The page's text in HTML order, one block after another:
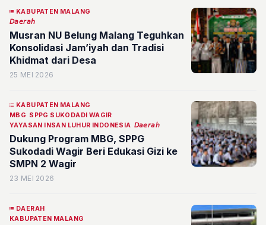
KABUPATEN MALANG
𝘋𝘢𝘦𝘳𝘢𝘩
Musran NU Belung Malang Teguhkan
Konsolidasi Jam’iyah dan Tradisi
Khidmat dari Desa
25 MEI 2026
KABUPATEN MALANG
MBG SPPG SUKODADI WAGIR
YAYASAN INSAN LUHUR INDONESIA 𝘋𝘢𝘦𝘳𝘢𝘩
Dukung Program MBG, SPPG
Sukodadi Wagir Beri Edukasi Gizi ke
SMPN 2 Wagir
23 MEI 2026
DAERAH
KABUPATEN MALANG